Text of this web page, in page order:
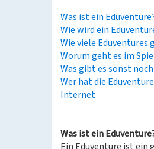
Was ist ein
Wie wird ein
Wie viele Eduventures
Worum geht es im
Was gibt es sonst
Wer hat die
Internet
Was ist ein